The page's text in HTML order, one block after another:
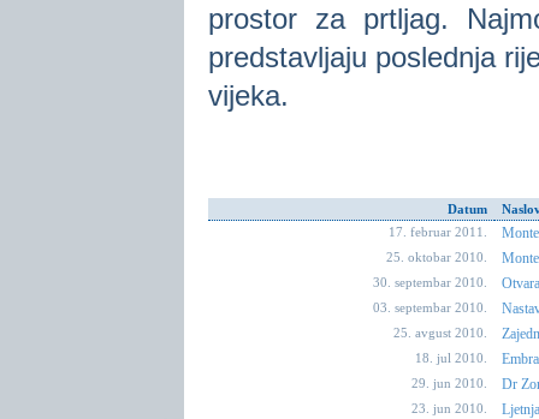
prostor za prtljag.
predstavljaju poslednja
vijeka.
Datum
17. februar 2011.
25. oktobar 2010.
30. septembar 2010.
03. septembar 2010.
25. avgust 2010.
18. jul 2010.
29. jun 2010. Dr
23. jun 2010.